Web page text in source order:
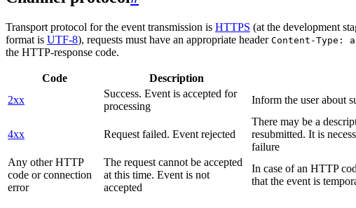
Transport protocol for the event transmission is HTTPS (at the development
format is UTF-8), requests must have an appropriate header Content-Type:
the HTTP-response code.
Code Description
2xx
Success. Event is accepted for
processing
Inform the user about
4xx Request failed. Event rejected
There may be a
resubmitted. It is
failure
Any other HTTP
code or connection
error
The request cannot be accepted
at this time. Event is not
accepted
In case of an HTTP
that the event is